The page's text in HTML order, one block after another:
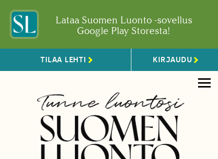
Lataa Suomen Luonto -sovellus
Google Play Storesta!
TILAA LEHTI KIRJAUDU